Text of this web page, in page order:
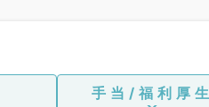
手当/福利厚生